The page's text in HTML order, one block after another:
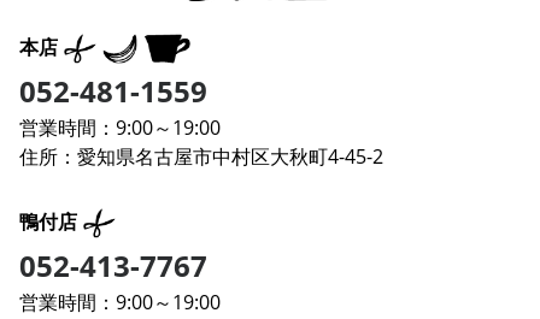
本店
052-481-1559
営業時間：9:00～19:00
住所：愛知県名古屋市中村区大秋町4-45-2
鴨付店
052-413-7767
営業時間：9:00～19:00